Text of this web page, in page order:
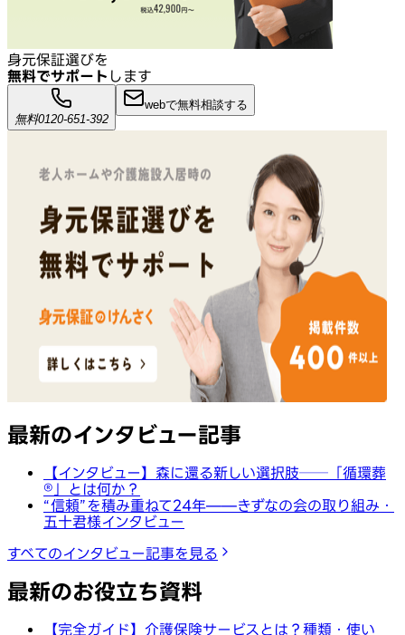
身元保証選びを
無料でサポート します
無料0120-651-392
webで無料相談する
最新のインタビュー記事
【インタビュー】森に還る新しい選択肢──「循環葬
®︎」とは何か？
“信頼”を積み重ねて24年——きずなの会の取り組み・
五十君様インタビュー
すべてのインタビュー記事を見る
最新のお役立ち資料
【完全ガイド】介護保険サービスとは？種類・使い